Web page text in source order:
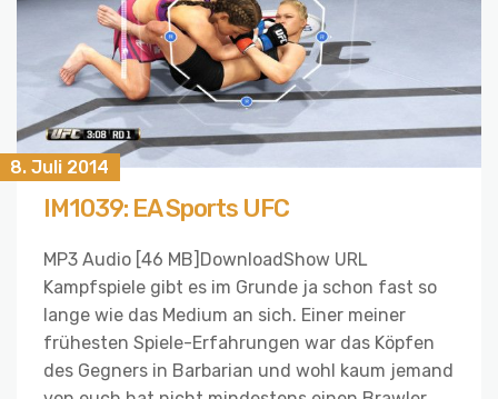
8. Juli 2014
IM1039: EA Sports UFC
MP3 Audio [46 MB]DownloadShow URL
Kampfspiele gibt es im Grunde ja schon fast so
lange wie das Medium an sich. Einer meiner
frühesten Spiele-Erfahrungen war das Köpfen
des Gegners in Barbarian und wohl kaum jemand